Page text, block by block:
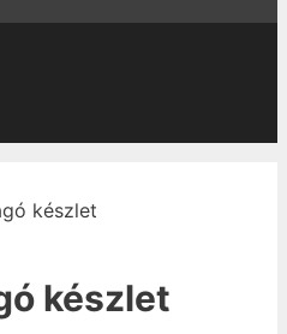
készlet
készlet